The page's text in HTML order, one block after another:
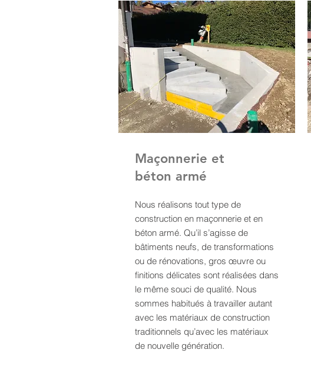
Maçonnerie et
béton armé
Nous réalisons tout type de
construction en maçonnerie et en
béton armé. Qu’il s’agisse de
bâtiments neufs, de transformations
ou de rénovations, gros œuvre ou
finitions délicates sont réalisées dans
le même souci de qualité. Nous
sommes habitués à travailler autant
avec les matériaux de construction
traditionnels qu’avec les matériaux
de nouvelle génération.